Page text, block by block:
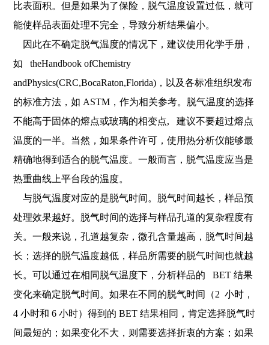
比表面积。但是如果为了保险，脱气温度设置过低，就可
能使样品表面处理不完全，导致分析结果偏小。
因此在不确定脱气温度的情况下，建议使用化学手册，
如 theHandbook ofChemistry
andPhysics(CRC,BocaRaton,Florida)，以及各标准组织发布
的标准方法，如 ASTM，作为相关参考。脱气温度的选择
不能高于固体的熔点或玻璃的相变点, 建议不要超过熔点
温度的一半。当然，如果条件许可，使用热分析仪能够最
精确地得到适合的脱气温度。一般而言，脱气温度应当是
热重曲线上平台段的温度。
与脱气温度对应的是脱气时间。脱气时间越长，样品预
处理效果越好。脱气时间的选择与样品孔道的复杂程度有
关。一般来说，孔道越复杂，微孔含量越高，脱气时间越
长；选择的脱气温度越低，样品所需要的脱气时间也就越
长。可以通过在相同脱气温度下，分析样品的 BET 结果
变化来确定脱气时间。如果在不同的脱气时间（2 小时，
4 小时和 6 小时）得到的 BET 结果相同，肯定选择脱气时
间最短的；如果变化不大，则需要选择折衷的方案；如果